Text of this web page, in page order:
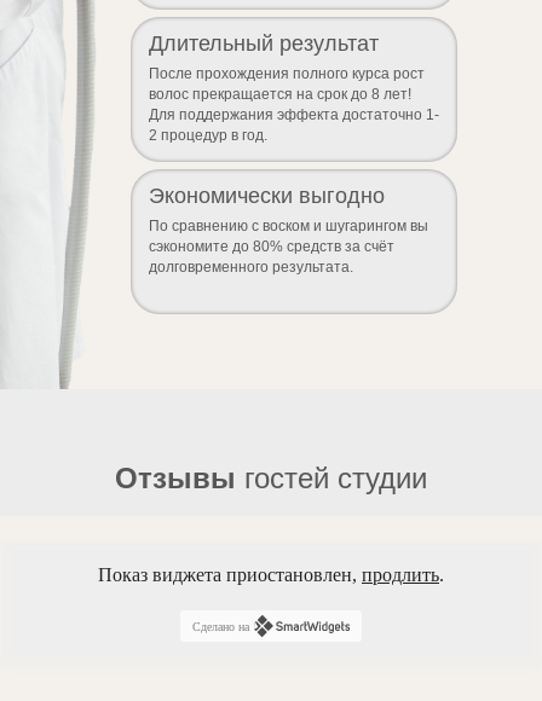
По сравнению с воском и шугарингом вы
сэкономите до 80% средств за счёт
долговременного результата.
Экономически выгодно
После прохождения полного курса рост
волос прекращается на срок до 8 лет!
Для поддержания эффекта достаточно 1-
2 процедур в год.
Длительный результат
Отзывы гостей студии
Показ виджета приостановлен, продлить.
Сделано на